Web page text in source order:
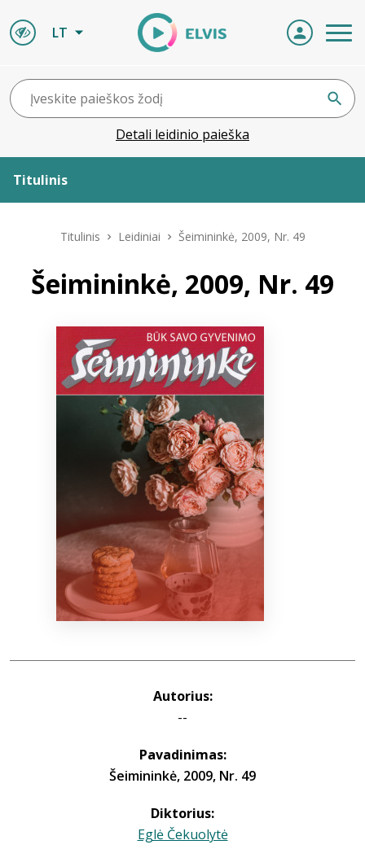
LT
Detali leidinio paieška
Titulinis
Leidiniai
Naujienos
+370 667 80 541
info@elvislab.lt
Titulinis Leidiniai Šeimininkė, 2009, Nr. 49
Šeimininkė, 2009, Nr. 49
Autorius:
--
Pavadinimas:
Šeimininkė, 2009, Nr. 49
Diktorius:
Eglė Čekuolytė